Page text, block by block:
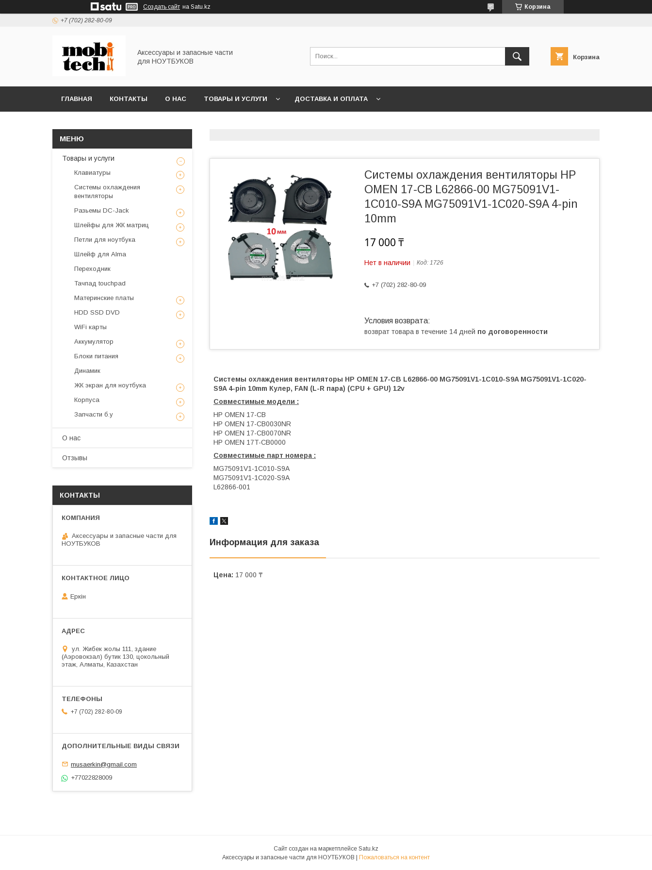
Создать сайт на Satu.kz Корзина
+7 (702) 282-80-09
Аксессуары и запасные части
для НОУТБУКОВ
Корзина
ГЛАВНАЯ КОНТАКТЫ О НАС ТОВАРЫ И УСЛУГИ ДОСТАВКА И ОПЛАТА
Системы охлаждения вентиляторы HP
OMEN 17-CB L62866-00 MG75091V1-
1C010-S9A MG75091V1-1C020-S9A 4-pin
10mm
17 000 ₸
Нет в наличии Код: 1726
+7 (702) 282-80-09
возврат товара в течение 14 дней по договоренности
Системы охлаждения вентиляторы HP OMEN 17-CB L62866-00 MG75091V1-1C010-S9A MG75091V1-1C020-
S9A 4-pin 10mm Кулер, FAN (L-R пара) (CPU + GPU) 12v
Совместимые модели :
HP OMEN 17-CB
HP OMEN 17-CB0030NR
HP OMEN 17-CB0070NR
HP OMEN 17T-CB0000
Совместимые парт номера :
MG75091V1-1C010-S9A
MG75091V1-1C020-S9A
L62866-001
Информация для заказа
Цена: 17 000 ₸
Товары и услуги
Клавиатуры
Системы охлаждения
вентиляторы
Разьемы DC-Jack
Шлейфы для ЖК матриц
Петли для ноутбука
Шлейф для Alma
Переходник
Тачпад touchpad
Материнские платы
HDD SSD DVD
WiFi карты
Аккумулятор
Блоки питания
Динамик
ЖК экран для ноутбука
Корпуса
Запчасти б.у
О нас
Отзывы
КОНТАКТЫ
Аксессуары и запасные части для
НОУТБУКОВ
Еркін
ул. Жибек жолы 111, здание
(Аэровокзал) бутик 130, цокольный
этаж, Алматы, Казахстан
+7 (702) 282-80-09
musaerkin@gmail.com
+77022828009
Сайт создан на маркетплейсе Satu.kz
Аксессуары и запасные части для НОУТБУКОВ | Пожаловаться на контент